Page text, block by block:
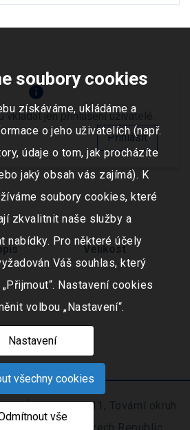
info
vkládat jen přihlášení uživatelé.
Přihlásit
Velikost
IČO: 253 51 311, Tovární okruh
soubory cookies
získáváme, ukládáme a
o jeho uživatelích (např.
údaje o tom, jak procházíte
jaký obsah vás zajímá). K
soubory cookies, které
zkvalitnit naše služby a
nabídky. Pro některé účely
Váš souhlas, který
Nastavení cookies
volbou „Nastavení“.
Nastavení
všechny cookies
vše